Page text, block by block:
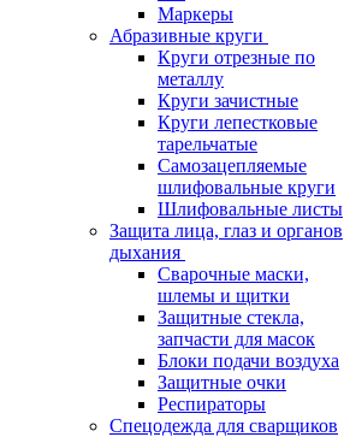
Маркеры
Абразивные круги
Круги отрезные по
металлу
Круги зачистные
Круги лепестковые
тарельчатые
Самозацепляемые
шлифовальные круги
Шлифовальные листы
Защита лица, глаз и органов
дыхания
Сварочные маски,
шлемы и щитки
Защитные стекла,
запчасти для масок
Блоки подачи воздуха
Защитные очки
Респираторы
Спецодежда для сварщиков